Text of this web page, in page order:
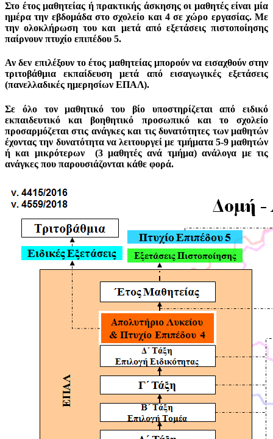
Στο έτος μαθητείας ή πρακτικής άσκησης οι μαθητές είναι μία
ημέρα την εβδομάδα στο σχολείο και 4 σε χώρο εργασίας. Με
την ολοκλήρωση του και μετά από εξετάσεις πιστοποίησης
παίρνουν πτυχίο επιπέδου 5.
Αν δεν επιλέξουν το έτος μαθητείας μπορούν να εισαχθούν στην
τριτοβάθμια εκπαίδευση μετά από εισαγωγικές εξετάσεις
(πανελλαδικές ημερησίων ΕΠΑΛ).
Σε όλο τον μαθητικό του βίο υποστηρίζεται από ειδικό
εκπαιδευτικό και βοηθητικό προσωπικό και το σχολείο
προσαρμόζεται στις ανάγκες και τις δυνατότητες των μαθητών
έχοντας την δυνατότητα να λειτουργεί με τμήματα 5-9 μαθητών
ή και μικρότερων (3 μαθητές ανά τμήμα) ανάλογα με τις
ανάγκες που παρουσιάζονται κάθε φορά.